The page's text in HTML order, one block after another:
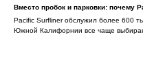
Вместо пробок и парковки: почему
Pacific Surfliner обслужил более 600
Южной Калифорнии все чаще